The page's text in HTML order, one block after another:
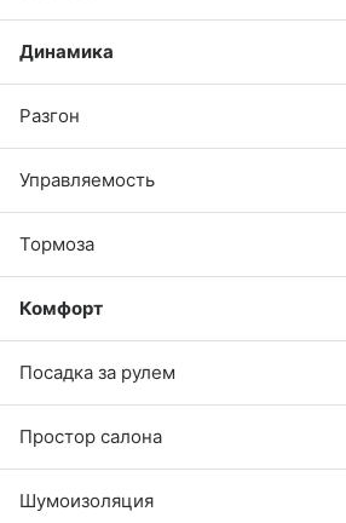
Динамика
Разгон
Управляемость
Тормоза
Комфорт
Посадка за рулем
Простор салона
Шумоизоляция